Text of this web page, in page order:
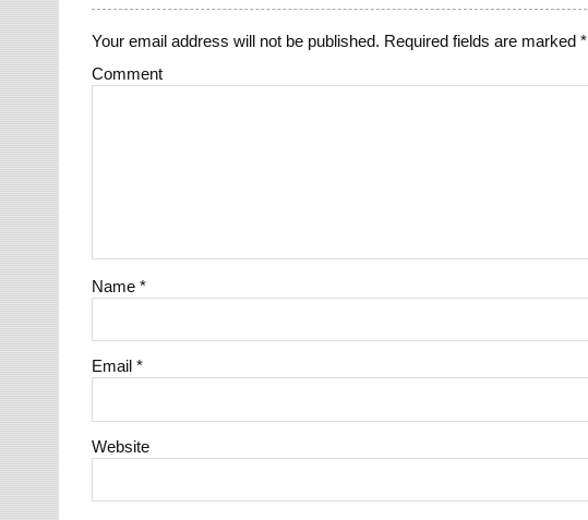
Your email address will not be published. Required fields are marked*
Comment
Name*
Email*
Website